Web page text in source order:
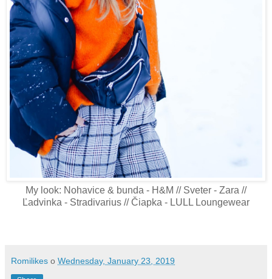
My look: Nohavice & bunda - H&M // Sveter - Zara //
Ľadvinka - Stradivarius // Čiapka - LULL Loungewear
Romilikes o Wednesday, January 23, 2019